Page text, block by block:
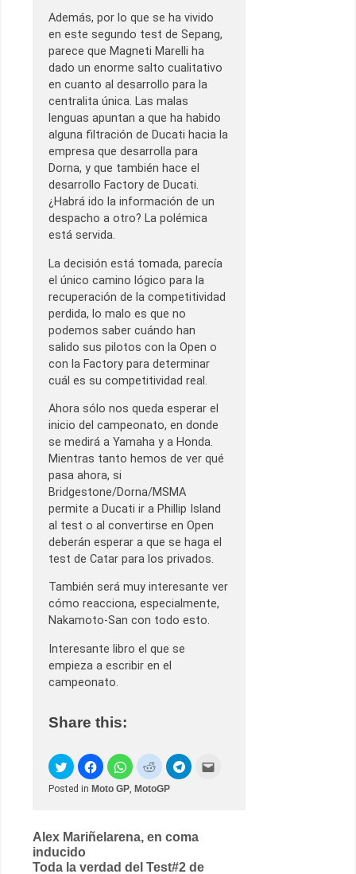
Además, por lo que se ha vivido
en este segundo test de Sepang,
parece que Magneti Marelli ha
dado un enorme salto cualitativo
en cuanto al desarrollo para la
centralita única. Las malas
lenguas apuntan a que ha habido
alguna filtración de Ducati hacia la
empresa que desarrolla para
Dorna, y que también hace el
desarrollo Factory de Ducati.
¿Habrá ido la información de un
despacho a otro? La polémica
está servida.
La decisión está tomada, parecía
el único camino lógico para la
recuperación de la competitividad
perdida, lo malo es que no
podemos saber cuándo han
salido sus pilotos con la Open o
con la Factory para determinar
cuál es su competitividad real.
Ahora sólo nos queda esperar el
inicio del campeonato, en donde
se medirá a Yamaha y a Honda.
Mientras tanto hemos de ver qué
pasa ahora, si
Bridgestone/Dorna/MSMA
permite a Ducati ir a Phillip Island
al test o al convertirse en Open
deberán esperar a que se haga el
test de Catar para los privados.
También será muy interesante ver
cómo reacciona, especialmente,
Nakamoto-San con todo esto.
Interesante libro el que se
empieza a escribir en el
campeonato.
Share this:
Posted in Moto GP, MotoGP
Post
navigation
Alex Mariñelarena, en coma
inducido
Toda la verdad del Test#2 de